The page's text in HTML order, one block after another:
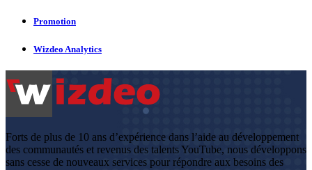
Promotion
Wizdeo Analytics
Forts de plus de 10 ans d’expérience dans l’aide au développement
des communautés et revenus des talents YouTube, nous développons
sans cesse de nouveaux services pour répondre aux besoins des